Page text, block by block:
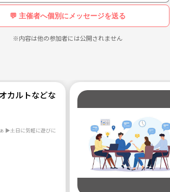
💬 主催者へ個別にメッセージを送る
※内容は他の参加者には公開されません
カルトなどなどサブカル好きのためのサー